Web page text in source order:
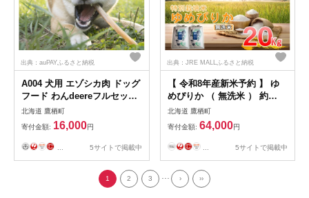
出典：auPAYふるさと納税
A004 犬用 エゾシカ肉 ドッグ
フード わんdeereフルセット
北海道 鷹栖町 山恵 ドックフ
北海道 鷹栖町
寄付金額: 16,000円
... 5サイトで掲載中
出典：JRE MALLふるさと納税
【 令和8年産新米予約 】 ゆ
めぴりか （ 無洗米 ） 約
20kg （ 約10kg × 2袋 ） お
米 米 こめ コメ 白飯 飯 ご飯
おにぎり ブランド米 ブラン
ド 国産 北海道産 特別栽培米
月下旬迄発送予定】
北海道 鷹栖町
寄付金額: 64,000円
... 5サイトで掲載中
1 2 3 ... › ››